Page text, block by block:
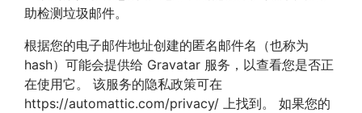
助检测垃圾邮件。
根据您的电子邮件地址创建的匿名邮件名（也称为
hash）可能会提供给 Gravatar 服务，以查看您是否正
在使用它。 该服务的隐私政策可在
https://automattic.com/privacy/ 上找到。 如果您的